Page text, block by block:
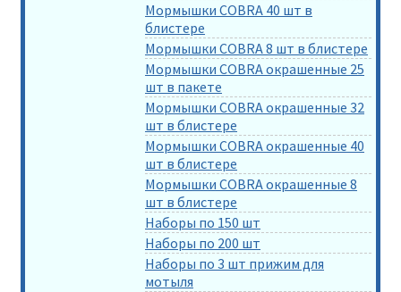
Мормышки COBRA 40 шт в
блистере
Мормышки COBRA 8 шт в блистере
Мормышки COBRA окрашенные 25
шт в пакете
Мормышки COBRA окрашенные 32
шт в блистере
Мормышки COBRA окрашенные 40
шт в блистере
Мормышки COBRA окрашенные 8
шт в блистере
Наборы по 150 шт
Наборы по 200 шт
Наборы по 3 шт прижим для
мотыля